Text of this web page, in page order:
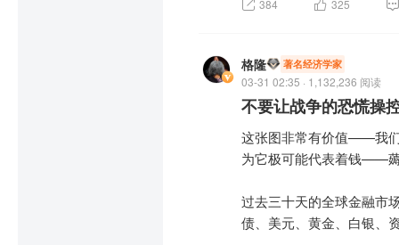
384 325
格隆 著名经济学家
03-31 02:35 · 1,132,236 阅读
不要让战争的恐慌操
这张图非常有价值——我
为它极可能代表着钱——
过去三十天的全球金融市
债、美元、黄金、白银、